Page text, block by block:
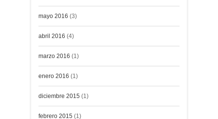
mayo 2016 (3)
abril 2016 (4)
marzo 2016 (1)
enero 2016 (1)
diciembre 2015 (1)
febrero 2015 (1)